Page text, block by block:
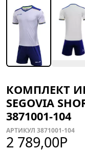
КОМПЛЕКТ
SEGOVIA
3871001-104
АРТИКУЛ 3871001-104
2 789,00Р